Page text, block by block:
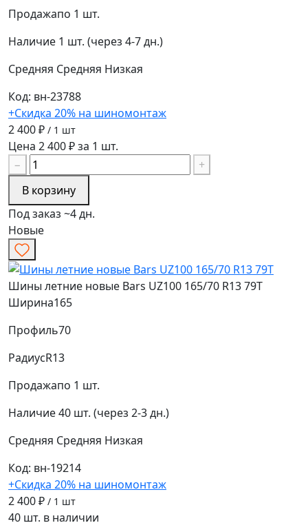
Продажапо 1 шт.
Наличие 1 шт. (через 4-7 дн.)
Средняя Средняя Низкая
Код: вн-23788
+Скидка 20% на шиномонтаж
2 400 ₽ / 1 шт
Цена 2 400 ₽ за 1 шт.
−
+
В корзину
Под заказ ~4 дн.
Новые
Шины летние новые Bars UZ100 165/70 R13 79T
Ширина165
Профиль70
РадиусR13
Продажапо 1 шт.
Наличие40 шт. (через 2-3 дн.)
Средняя Средняя Низкая
Код: вн-19214
+Скидка 20% на шиномонтаж
2 400 ₽ / 1 шт
40 шт. в наличии